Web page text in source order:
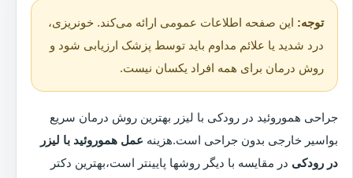
توجه: این صفحه اطلاعات عمومی ارائه می‌کند. خونریزی،
درد شدید یا علائم مداوم باید توسط پزشک ارزیابی شود و
روش درمان برای همه افراد یکسان نیست.
جراحی هموروئید در رودکی با لیزر بهترین روش درمان سریع
بواسیر خارجی بدون جراحی است.هزینه عمل هموروئید با لیزر
در رودکی در مقایسه با دیگر روشها پایینتر است،بهترین دکتر